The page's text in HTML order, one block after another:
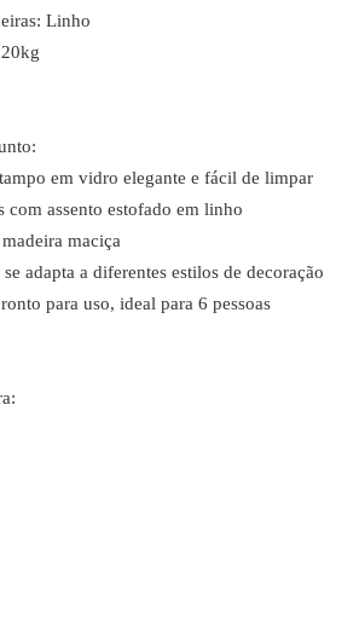
Linho
em vidro elegante e fácil de limpar
com assento estofado em linho
maciça
adapta a diferentes estilos de decoração
para uso, ideal para 6 pessoas